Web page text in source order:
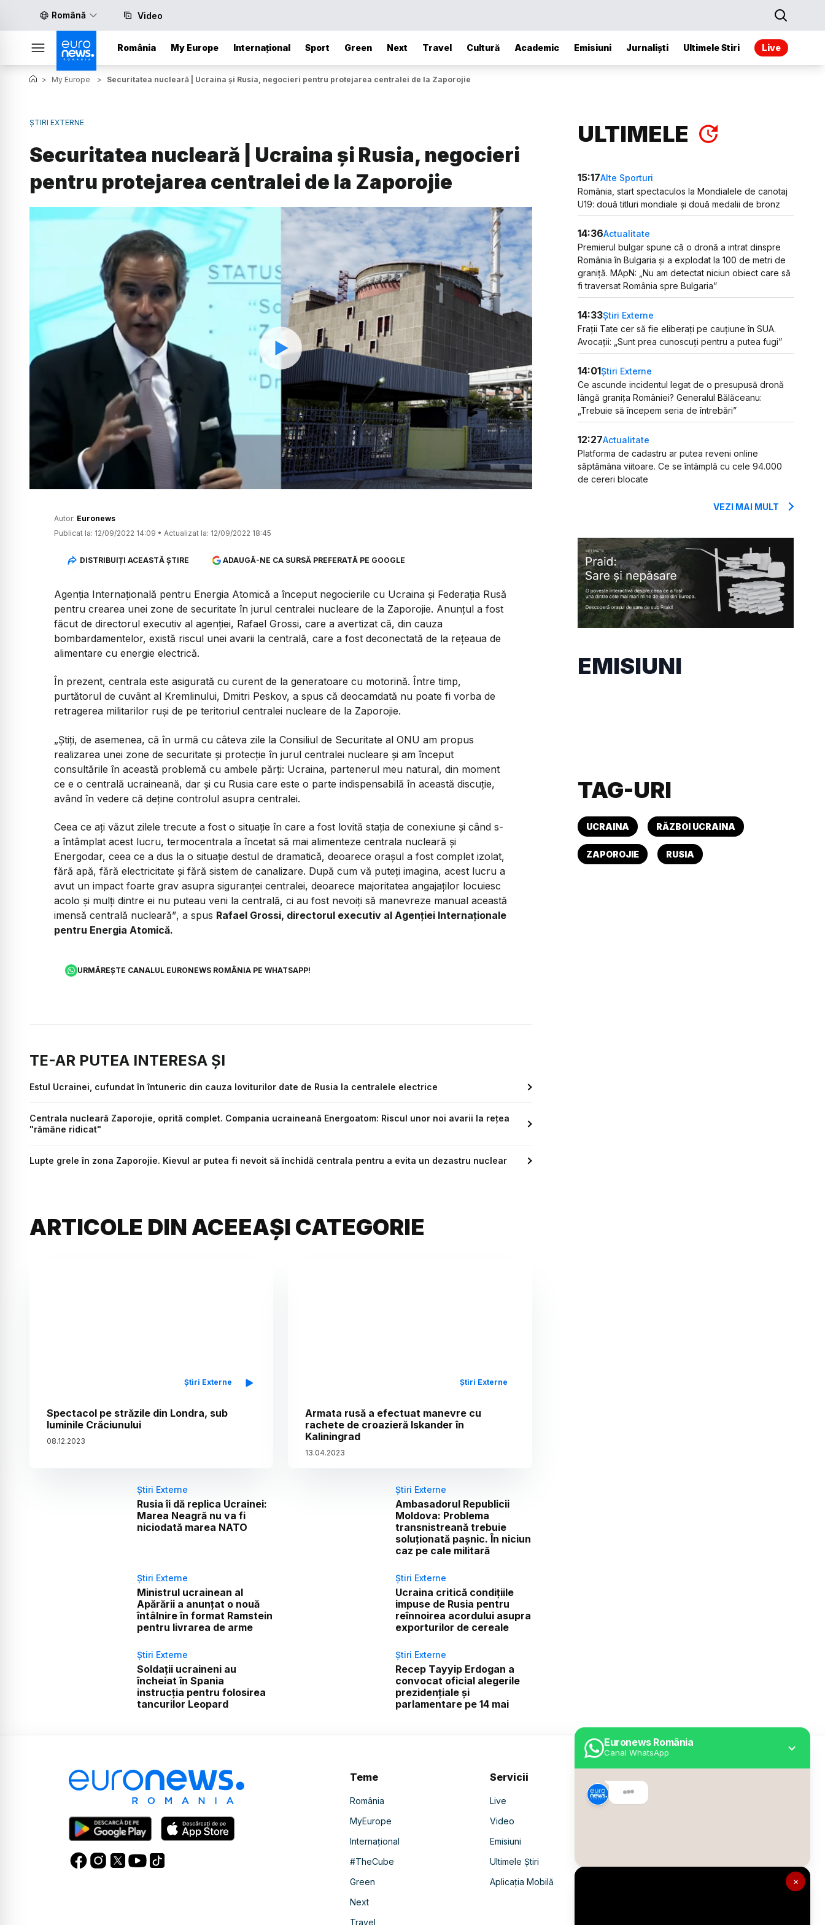
Română Video
România My Europe Internațional Sport Green Next Travel Cultură Academic Emisiuni Jurnaliști Ultimele Stiri Live
×
Euronews România
Canal WhatsApp
> My Europe > Securitatea nucleară | Ucraina și Rusia, negocieri pentru protejarea centralei de la Zaporojie
ȘTIRI EXTERNE
Securitatea nucleară | Ucraina și Rusia, negocieri
pentru protejarea centralei de la Zaporojie
Watch
Autor: Euronews
Publicat la: 12/09/2022 14:09 • Actualizat la: 12/09/2022 18:45
DISTRIBUIȚI ACEASTĂ ȘTIRE ADAUGĂ-NE CA SURSĂ PREFERATĂ PE GOOGLE
Agenția Internațională pentru Energia Atomică a început negocierile cu Ucraina și Federația Rusă
pentru crearea unei zone de securitate în jurul centralei nucleare de la Zaporojie. Anunțul a fost
făcut de directorul executiv al agenției, Rafael Grossi, care a avertizat că, din cauza
bombardamentelor, există riscul unei avarii la centrală, care a fost deconectată de la rețeaua de
alimentare cu energie electrică.
În prezent, centrala este asigurată cu curent de la generatoare cu motorină. Între timp,
purtătorul de cuvânt al Kremlinului, Dmitri Peskov, a spus că deocamdată nu poate fi vorba de
retragerea militarilor ruși de pe teritoriul centralei nucleare de la Zaporojie.
„Știți, de asemenea, că în urmă cu câteva zile la Consiliul de Securitate al ONU am propus
realizarea unei zone de securitate și protecție în jurul centralei nucleare și am început
consultările în această problemă cu ambele părți: Ucraina, partenerul meu natural, din moment
ce e o centrală ucraineană, dar și cu Rusia care este o parte indispensabilă în această discuție,
având în vedere că deține controlul asupra centralei.
Ceea ce ați văzut zilele trecute a fost o situație în care a fost lovită stația de conexiune și când s-
a întâmplat acest lucru, termocentrala a încetat să mai alimenteze centrala nucleară și
Energodar, ceea ce a dus la o situație destul de dramatică, deoarece orașul a fost complet izolat,
fără apă, fără electricitate și fără sistem de canalizare. După cum vă puteți imagina, acest lucru a
avut un impact foarte grav asupra siguranței centralei, deoarece majoritatea angajaților locuiesc
acolo și mulți dintre ei nu puteau veni la centrală, ci au fost nevoiți să manevreze manual această
imensă centrală nucleară”, a spus Rafael Grossi, directorul executiv al Agenției Internaționale
pentru Energia Atomică.
URMĂREȘTE CANALUL EURONEWS ROMÂNIA PE WHATSAPP!
TE-AR PUTEA INTERESA ȘI
Estul Ucrainei, cufundat în întuneric din cauza loviturilor date de Rusia la centralele electrice
Centrala nucleară Zaporojie, oprită complet. Compania ucraineană Energoatom: Riscul unor noi avarii la reţea
"rămâne ridicat"
Lupte grele în zona Zaporojie. Kievul ar putea fi nevoit să închidă centrala pentru a evita un dezastru nuclear
ARTICOLE DIN ACEEAȘI CATEGORIE
Știri Externe
Spectacol pe străzile din Londra, sub
luminile Crăciunului
08.12.2023
Știri Externe
Armata rusă a efectuat manevre cu
rachete de croazieră Iskander în
Kaliningrad
13.04.2023
Știri Externe
Rusia îi dă replica Ucrainei:
Marea Neagră nu va fi
niciodată marea NATO
Știri Externe
Ambasadorul Republicii
Moldova: Problema
transnistreană trebuie
soluționată pașnic. În niciun
caz pe cale militară
Știri Externe
Ministrul ucrainean al
Apărării a anunțat o nouă
întâlnire în format Ramstein
pentru livrarea de arme
Știri Externe
Ucraina critică condițiile
impuse de Rusia pentru
reînnoirea acordului asupra
exporturilor de cereale
Știri Externe
Soldații ucraineni au
încheiat în Spania
instrucția pentru folosirea
tancurilor Leopard
Știri Externe
Recep Tayyip Erdogan a
convocat oficial alegerile
prezidențiale și
parlamentare pe 14 mai
ULTIMELE
15:17Alte Sporturi
România, start spectaculos la Mondialele de canotaj
U19: două titluri mondiale și două medalii de bronz
14:36Actualitate
Premierul bulgar spune că o dronă a intrat dinspre
România în Bulgaria și a explodat la 100 de metri de
graniță. MApN: „Nu am detectat niciun obiect care să
fi traversat România spre Bulgaria”
14:33Știri Externe
Frații Tate cer să fie eliberați pe cauțiune în SUA.
Avocații: „Sunt prea cunoscuți pentru a putea fugi”
14:01Știri Externe
Ce ascunde incidentul legat de o presupusă dronă
lângă granița României? Generalul Bălăceanu:
„Trebuie să începem seria de întrebări”
12:27Actualitate
Platforma de cadastru ar putea reveni online
săptămâna viitoare. Ce se întâmplă cu cele 94.000
de cereri blocate
VEZI MAI MULT
EMISIUNI
TAG-URI
UCRAINA RĂZBOI UCRAINA
ZAPOROJIE RUSIA
Teme
România
MyEurope
Internațional
#TheCube
Green
Next
Travel
Servicii
Live
Video
Emisiuni
Ultimele Știri
Aplicația Mobilă
Despre Euronews